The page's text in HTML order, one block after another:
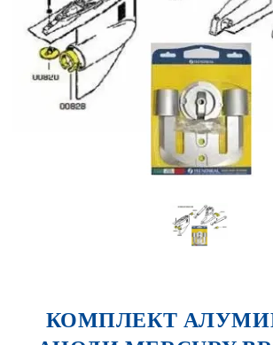
КОМПЛЕКТ